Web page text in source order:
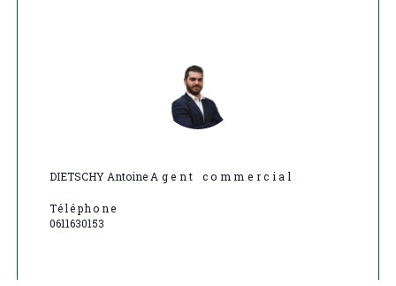
DIETSCHY AntoineAgent commercial
Téléphone
0611630153